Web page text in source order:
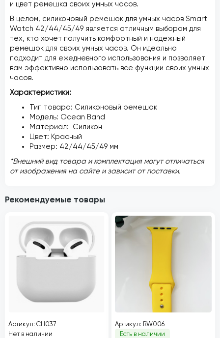
и цвет ремешка своих умных часов.
В целом, силиконовый ремешок для умных часов Smart
Watch 42/44/45/49 является отличным выбором для
тех, кто хочет получить комфортный и надежный
ремешок для своих умных часов. Он идеально
подходит для ежедневного использования и позволяет
вам эффективно использовать все функции своих умных
часов.
Характеристики:
Тип товара: Силиконовый ремешок
Модель: Ocean Band
Материал: Силикон
Цвет: Красный
Размер: 42/44/45/49 мм
*Внешний вид товара и комплектация могут отличаться
от изображения на сайте и зависит от поставки.
Рекомендуемые товары
Артикул: CH037
Нет в наличии
Артикул: RW006
Есть в наличии